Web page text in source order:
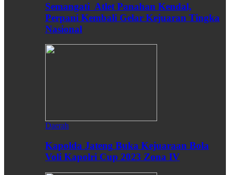
Semangati Atlet Panahan Kendal,
Perpani Kembali Gelar Kejuaran Tingka
Nasional
Daerah
Kapolda Jateng Buka Kejuaraan Bola
Voli Kapolri Cup 2023 Zona IV